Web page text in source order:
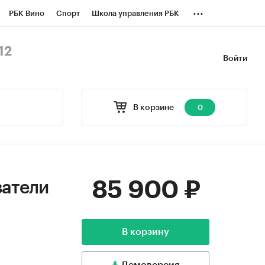
РБК Вино Спорт Школа управления РБК ...
Войти
В корзине 0
85 900 ₽
В корзину